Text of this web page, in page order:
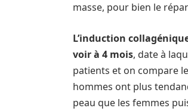
masse, pour bien le
L’induction
voir à 4 mois, date à
patients et on compare
hommes ont plus
peau que les femmes